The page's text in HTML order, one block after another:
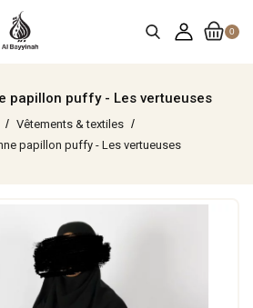
0
papillon puffy - Les vertueuses
Vêtements & textiles
papillon puffy - Les vertueuses